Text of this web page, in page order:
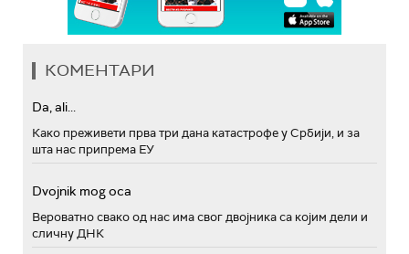
КОМЕНТАРИ
Da, ali...
Како преживети прва три дана катастрофе у Србији, и за
шта нас припрема ЕУ
Dvojnik mog oca
Вероватно свако од нас има свог двојника са којим дели и
сличну ДНК